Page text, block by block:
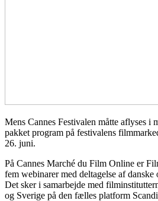
Mens Cannes Festivalen måtte aflyses i
pakket program på festivalens
26. juni.
På Cannes Marché du Film Online er
fem webinarer med deltagelse af
Det sker i samarbejde med
og Sverige på den fælles platform